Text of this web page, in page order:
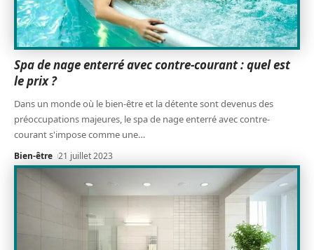
Spa de nage enterré avec contre-courant : quel est
le prix ?
Dans un monde où le bien-être et la détente sont devenus des
préoccupations majeures, le spa de nage enterré avec contre-
courant s'impose comme une…
Bien-être 21 juillet 2023